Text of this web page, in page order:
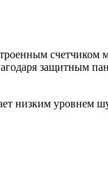
счетчиком
защитным
низким уровнем